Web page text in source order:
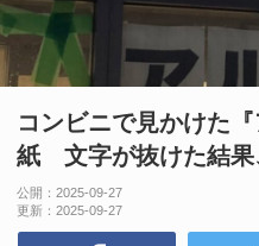
コンビニで見かけた
紙 文字が抜けた結果
公開： 2025-09-27
更新： 2025-09-27